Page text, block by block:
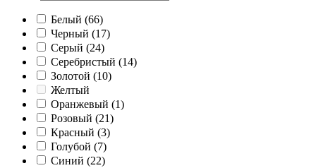
Белый (66)
Черный (17)
Серый (24)
Серебристый (14)
Золотой (10)
Желтый
Оранжевый (1)
Розовый (21)
Красный (3)
Голубой (7)
Синий (22)